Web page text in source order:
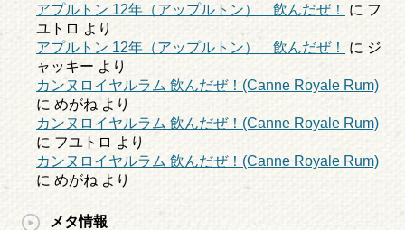
アプルトン 12年（アップルトン） 飲んだぜ！ に フ
ユトロ より
アプルトン 12年（アップルトン） 飲んだぜ！
に ジ
ャッキー より
カンヌロイヤルラム 飲んだぜ！(Canne Royale Rum)
に めがね より
カンヌロイヤルラム 飲んだぜ！(Canne Royale Rum)
に フユトロ より
カンヌロイヤルラム 飲んだぜ！(Canne Royale Rum)
に めがね より
メタ情報